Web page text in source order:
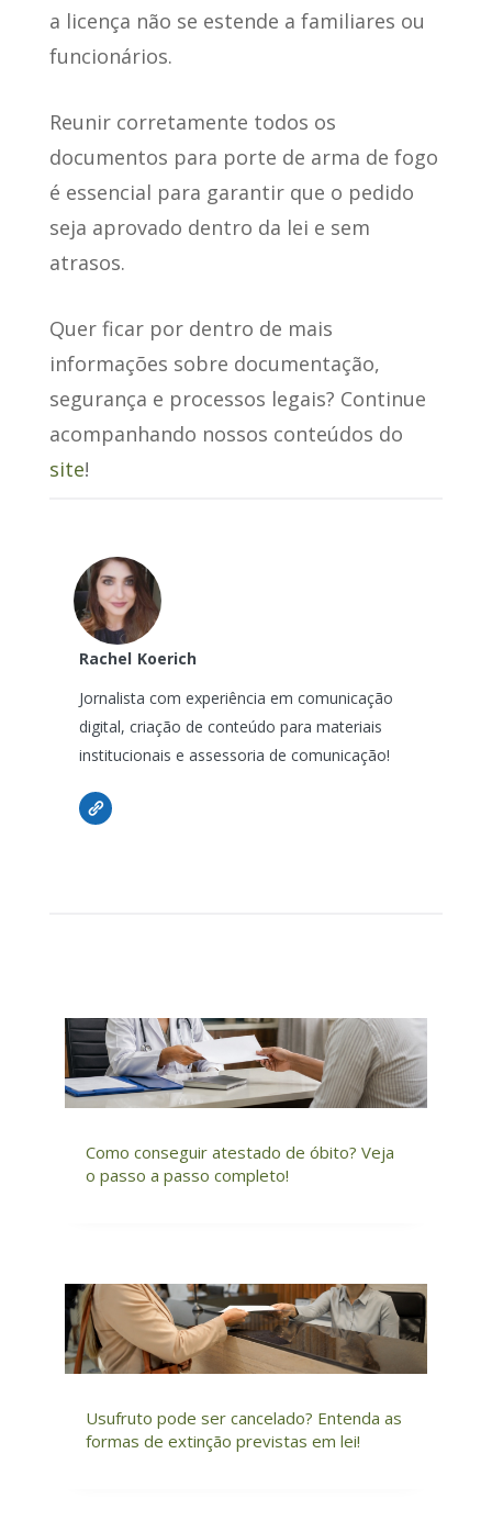
a licença não se estende a familiares ou
funcionários.
Reunir corretamente todos os
documentos para porte de arma de fogo
é essencial para garantir que o pedido
seja aprovado dentro da lei e sem
atrasos.
Quer ficar por dentro de mais
informações sobre documentação,
segurança e processos legais? Continue
acompanhando nossos conteúdos do
site!
Rachel Koerich
Jornalista com experiência em comunicação
digital, criação de conteúdo para materiais
institucionais e assessoria de comunicação!
Como conseguir atestado de óbito? Veja
o passo a passo completo!
Usufruto pode ser cancelado? Entenda as
formas de extinção previstas em lei!